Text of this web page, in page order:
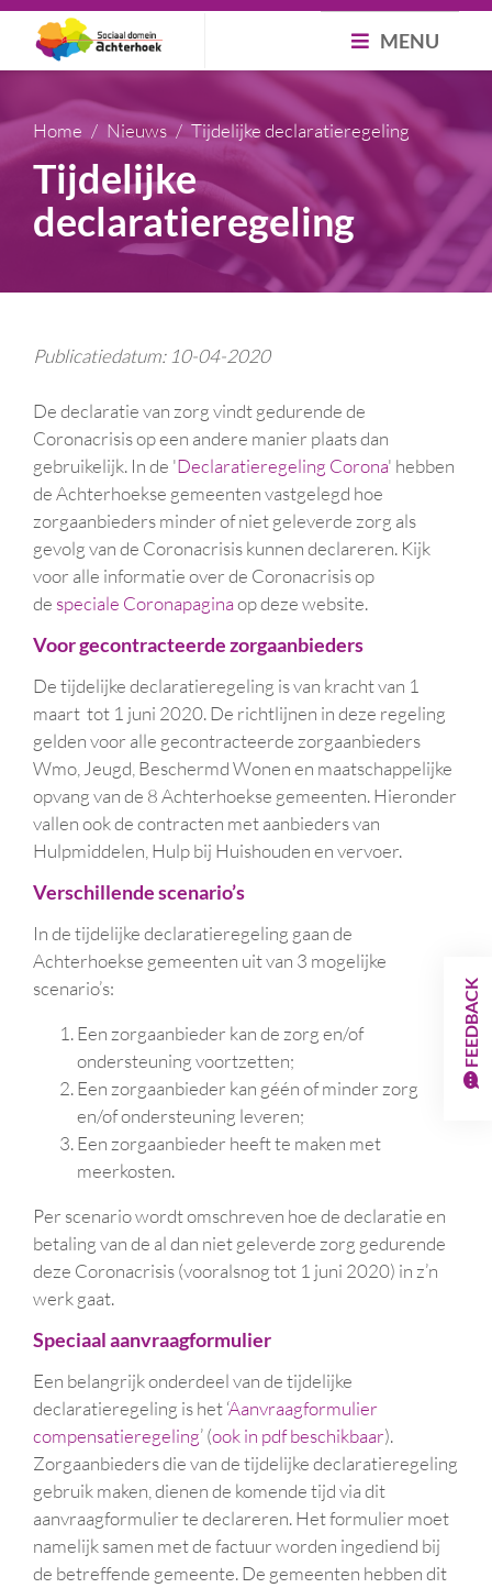
MENU
Home Nieuws Tijdelijke declaratieregeling
Tijdelijke
declaratieregeling
Publicatiedatum: 10-04-2020
De declaratie van zorg vindt gedurende de
Coronacrisis op een andere manier plaats dan
gebruikelijk. In de 'Declaratieregeling Corona' hebben
de Achterhoekse gemeenten vastgelegd hoe
zorgaanbieders minder of niet geleverde zorg als
gevolg van de Coronacrisis kunnen declareren. Kijk
voor alle informatie over de Coronacrisis op
de speciale Coronapaginaop deze website.
Voor gecontracteerde zorgaanbieders
De tijdelijke declaratieregeling is van kracht van 1
maart tot 1 juni 2020. De richtlijnen in deze regeling
gelden voor alle gecontracteerde zorgaanbieders
Wmo, Jeugd, Beschermd Wonen en maatschappelijke
opvang van de 8 Achterhoekse gemeenten. Hieronder
vallen ook de contracten met aanbieders van
Hulpmiddelen, Hulp bij Huishouden en vervoer.
Verschillende scenario’s
In de tijdelijke declaratieregeling gaan de
Achterhoekse gemeenten uit van 3 mogelijke
scenario’s:
Een zorgaanbieder kan de zorg en/of
ondersteuning voortzetten;
Een zorgaanbieder kan géén of minder zorg
en/of ondersteuning leveren;
Een zorgaanbieder heeft te maken met
meerkosten.
Per scenario wordt omschreven hoe de declaratie en
betaling van de al dan niet geleverde zorg gedurende
deze Coronacrisis (vooralsnog tot 1 juni 2020) in z’n
werk gaat.
Speciaal aanvraagformulier
Een belangrijk onderdeel van de tijdelijke
declaratieregeling is het ‘Aanvraagformulier
compensatieregeling’ (ook in pdf beschikbaar).
Zorgaanbieders die van de tijdelijke declaratieregeling
gebruik maken, dienen de komende tijd via dit
aanvraagformulier te declareren. Het formulier moet
namelijk samen met de factuur worden ingediend bij
de betreffende gemeente. De gemeenten hebben dit
FEEDBACK